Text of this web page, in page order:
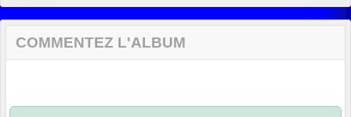
COMMENTEZ L'ALBUM